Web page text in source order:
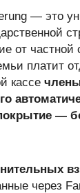
— это
от частной
платит
кассе
—
через